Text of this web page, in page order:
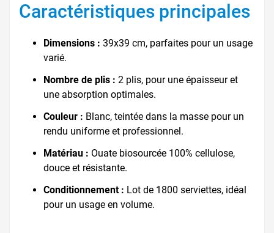
Caractéristiques principales
Dimensions : 39x39 cm, parfaites pour un usage
varié.
Nombre de plis : 2 plis, pour une épaisseur et
une absorption optimales.
Couleur : Blanc, teintée dans la masse pour un
rendu uniforme et professionnel.
Matériau : Ouate biosourcée 100% cellulose,
douce et résistante.
Conditionnement : Lot de 1800 serviettes, idéal
pour un usage en volume.